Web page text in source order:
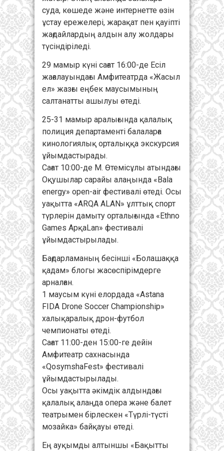
суда, көшеде және интернетте өзін
ұстау ережелері, жарақат пен қауіпті
жағдайлардың алдын алу жолдары
түсіндіріледі.
29 мамыр күні сағат 16:00-де Есіл
жағалауындағы Амфитеатрда «Жасыл
ел» жазғы еңбек маусымының
салтанатты ашылуы өтеді.
25-31 мамыр аралығында қалалық
полиция департаменті балаларға
кинологиялық орталыққа экскурсия
ұйымдастырады.
Сағат 10:00-де М. Өтемісұлы атындағы
Оқушылар сарайы алаңында «Bala
energy» open-air фестивалі өтеді. Осы
уақытта «ARQA ALAN» ұлттық спорт
түрлерін дамыту орталығында «Ethno
Games АрқаLan» фестивалі
ұйымдастырылады.
Бағдарламаның бесінші «Болашаққа
қадам» блогы жасөспірімдерге
арналған.
1 маусым күні елордада «Astana
FIDA Drone Soccer Championship»
халықаралық дрон-футбол
чемпионаты өтеді.
Сағат 11:00-ден 15:00-ге дейін
Амфитеатр сахнасында
«QosymshaFest» фестивалі
ұйымдастырылады.
Осы уақытта әкімдік алдындағы
қалалық алаңда опера және балет
театрымен бірлескен «Түрлі-түсті
мозайка» байқауы өтеді.
Ең ауқымды алтыншы «Бақытты